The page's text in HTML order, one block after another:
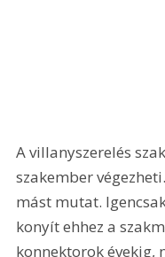
A villanyszerelés
szakember
mást mutat.
konyít ehhez a
konnektorok évekig,